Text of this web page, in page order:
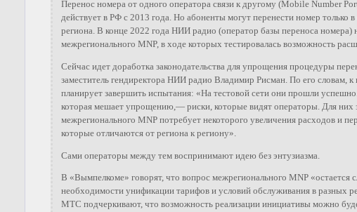
Перенос номера от одного оператора связи к другому (Mobile Number
действует в РФ с 2013 года. Но абоненты могут перенести номер только в
региона. В конце 2022 года НИИ радио (оператор базы переноса номера)
межрегионального MNP, в ходе которых тестировалась возможность
Сейчас идет доработка законодательства для упрощения процедуры
заместитель гендиректора НИИ радио Владимир Рисман. По его словам, к
планирует завершить испытания: «На тестовой сети они прошли
которая мешает упрощению,— риски, которые видят операторы. Для них
межрегионального MNP потребует некоторого увеличения расходов и
которые отличаются от региона к региону».
Сами операторы между тем воспринимают идею без энтузиазма.
В «Вымпелкоме» говорят, что вопрос межрегионального MNP «остается
необходимости унификации тарифов и условий обслуживания в разных
МТС подчеркивают, что возможность реализации инициативы можно